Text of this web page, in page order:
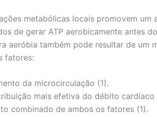
metabólicas locais promovem um
de gerar ATP aerobicamente antes
aeróbia também pode resultar de um
fatores:
da microcirculação (1).
mais efetiva do débito cardíaco
combinado de ambos os fatores (1).